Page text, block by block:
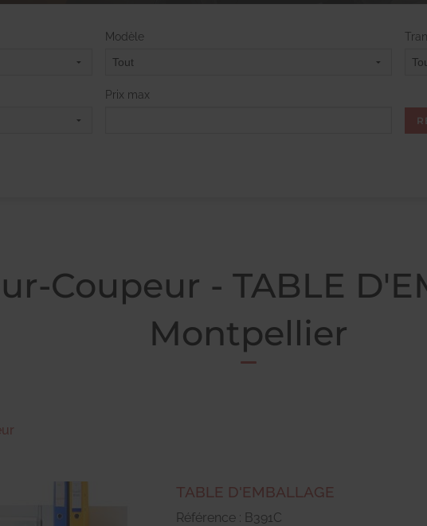
Modèle
Prix max
Coupeur - TABLE
Montpellier
TABLE D'EMBALLAGE
Référence : B391C